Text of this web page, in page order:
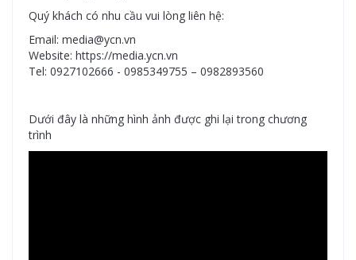
Quý khách có nhu cầu vui lòng liên hệ:
Email: media@ycn.vn
Website: https://media.ycn.vn
Tel: 0927102666 - 0985349755 – 0982893560
Dưới đây là những hình ảnh được ghi lại trong chương
trình